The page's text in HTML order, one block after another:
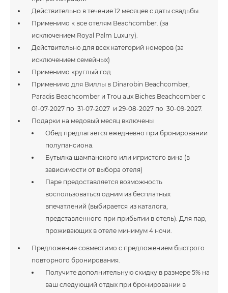
Действительно в течение 12 месяцев с даты свадьбы.
Применимо к все отелям Beachcomber. (за
исключением Royal Palm Luxury).
Действительно для всех категорий номеров (за
исключением семейных)
Применимо круглый год
Применимо для Виллы в Dinarobin Beachcomber,
Paradis Beachcomber и Trou aux Biches Beachcomber с
01-07-2027 по 31-07-2027 и 29-08-2027 по 30-09-2027.
Подарки на медовый месяц включены
Обед предлагается ежедневно при бронировании
полупансиона.
Бутылка шампанского или игристого вина (в
зависимости от выбора отеля)
Паре предоставляется возможность
воспользоваться одним из бесплатных
впечатлений (выбирается из каталога,
представленного при прибытии в отель). Для пар,
проживающих в отеле минимум 4 ночи.
Предложение совместимо с предложением быстрого
повторного бронирования.
Получите дополнительную скидку в размере 5% на
ваш следующий отдых при бронировании в